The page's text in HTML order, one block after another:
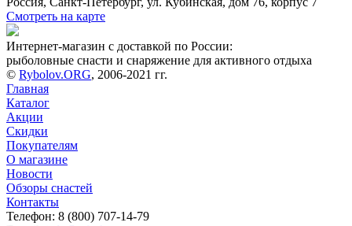
Смотреть на карте
Интернет-магазин с доставкой по России:
рыболовные снасти и снаряжение для активного отдыха
© Rybolov.ORG, 2006-2021 гг.
Главная
Каталог
Акции
Скидки
Покупателям
О магазине
Новости
Обзоры снастей
Контакты
Телефон: 8 (800) 707-14-79